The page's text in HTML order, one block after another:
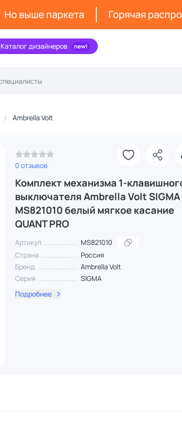
Но выше паркета Горячая
Каталог дизайнеров
Ambrella Volt
0 отзывов
Комплект механизма 1-
выключателя Ambrella Volt SIGMA
MS821010 белый мягкое касание
QUANT PRO
Артикул
MS821010
Страна
Россия
Бренд
Ambrella Volt
Серия
SIGMA
Подробнее